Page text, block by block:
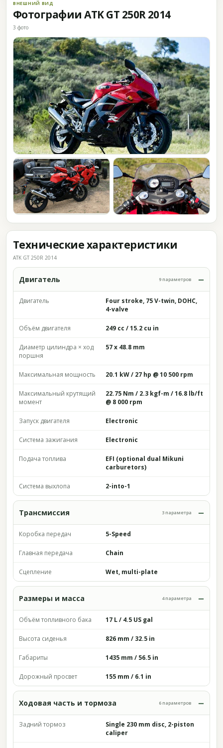
ВНЕШНИЙ ВИД
Фотографии ATK GT 250R 2014
3 фото
Технические характеристики
ATK GT 250R 2014
Двигатель 9 параметров
Двигатель
Four stroke, 75 V-twin, DOHC,
4-valve
Объём двигателя 249 cc / 15.2 cu in
Диаметр цилиндра × ход
поршня
57 x 48.8 mm
Максимальная мощность 20.1 kW / 27 hp @ 10 500 rpm
Максимальный крутящий
момент
22.75 Nm / 2.3 kgf-m / 16.8 lb/ft
@ 8 000 rpm
Запуск двигателя Electronic
Система зажигания Electronic
Подача топлива
EFI (optional dual Mikuni
carburetors)
Система выхлопа 2-into-1
Трансмиссия 3 параметра
Коробка передач 5-Speed
Главная передача Chain
Сцепление Wet, multi-plate
Размеры и масса 4 параметра
Объём топливного бака 17 L / 4.5 US gal
Высота сиденья 826 mm / 32.5 in
Габариты 1435 mm / 56.5 in
Дорожный просвет 155 mm / 6.1 in
Ходовая часть и тормоза 6 параметров
Задний тормоз
Single 230 mm disc, 2-piston
caliper